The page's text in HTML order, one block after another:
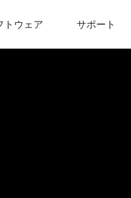
トウェア サポート